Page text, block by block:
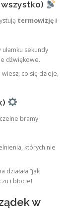
wszystko)
termowizję i
sekundy
dźwiękowe.
co się dzieje,
bramy
których nie
“jak
i błocie!
w